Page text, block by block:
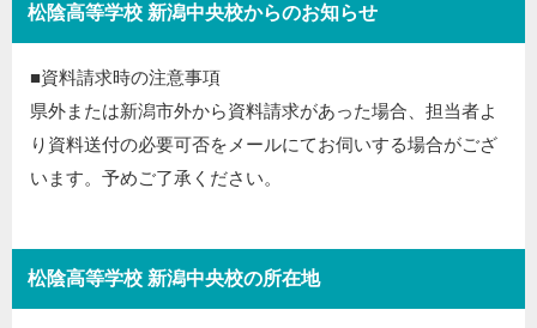
松陰高等学校 新潟中央校からのお知らせ
■資料請求時の注意事項
県外または新潟市外から資料請求があった場合、担当者よ
り資料送付の必要可否をメールにてお伺いする場合がござ
います。予めご了承ください。
松陰高等学校 新潟中央校の所在地